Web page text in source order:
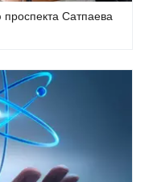
проспекта Сатпаева